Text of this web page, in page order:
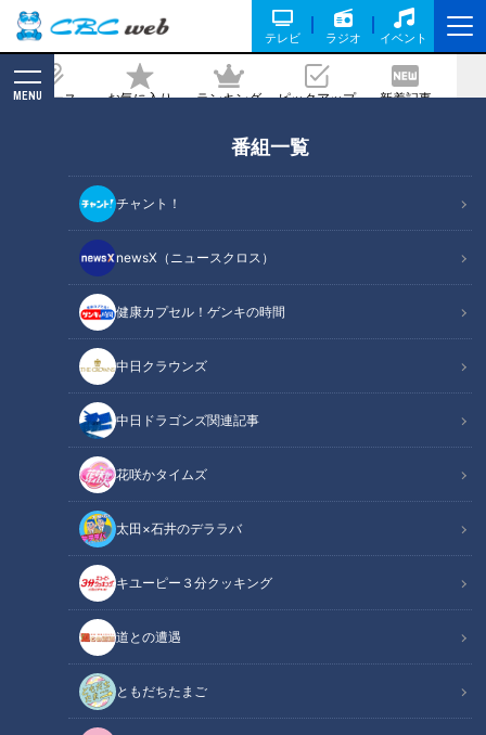
テレビ ラジオ イベント
ニュース お気に入り ランキング ピックアップ 新着記事
MENU
番組一覧
チャント！
newsX（ニュースクロス）
健康カプセル！ゲンキの時間
中日クラウンズ
中日ドラゴンズ関連記事
花咲かタイムズ
太田×石井のデララバ
キユーピー３分クッキング
道との遭遇
ともだちたまご
りにくい靴底”のヒントをくれた驚きの
生き物
記事に戻る